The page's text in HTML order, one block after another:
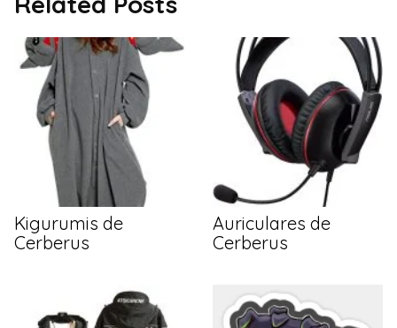
Kigurumis de
Cerberus
Auriculares de
Cerberus